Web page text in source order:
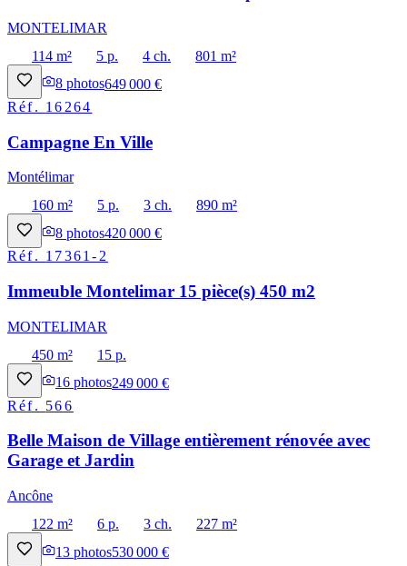
MONTELIMAR
114 m²
5 p. 4 ch.
801 m²
8 photos649 000 €
Réf. 16264
Campagne En Ville
Montélimar
160 m²
5 p. 3 ch.
890 m²
8 photos420 000 €
Réf. 17361-2
Immeuble Montelimar 15 pièce(s) 450 m2
MONTELIMAR
450 m²
15 p.
16 photos249 000 €
Réf. 566
Belle Maison de Village entièrement rénovée avec
Garage et Jardin
Ancône
122 m²
6 p. 3 ch.
227 m²
13 photos530 000 €